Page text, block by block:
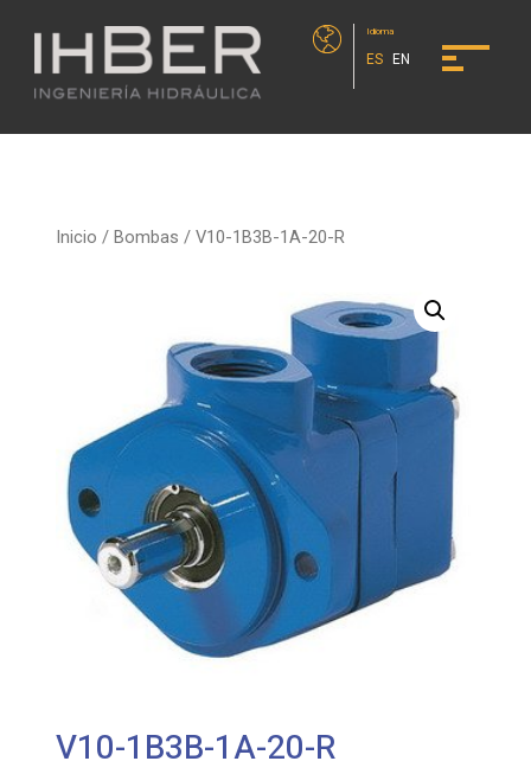
Idioma
ES EN
Inicio /Bombas / V10-1B3B-1A-20-R
V10-1B3B-1A-20-R